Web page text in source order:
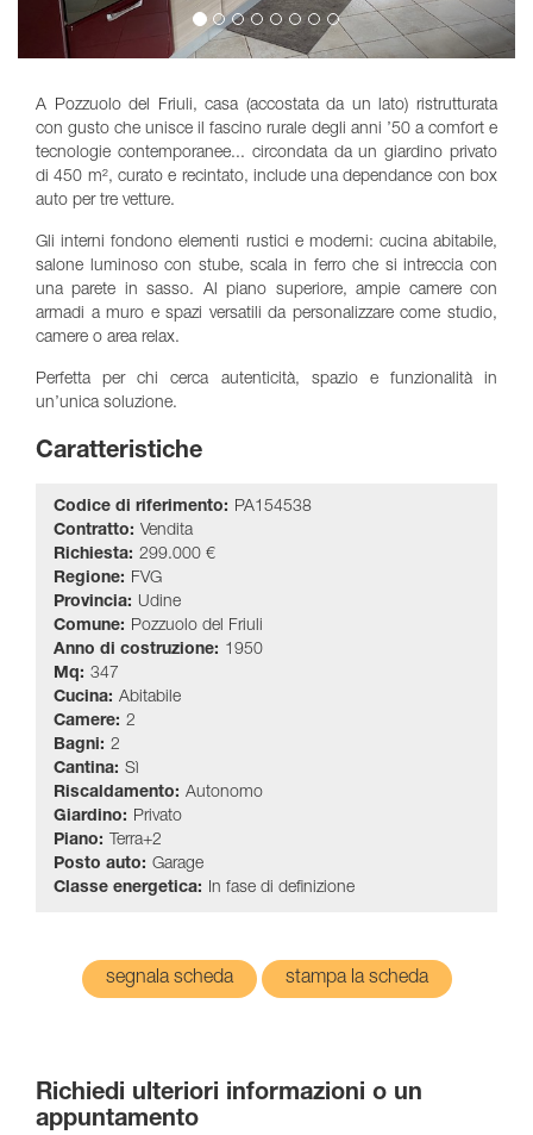
A Pozzuolo del Friuli, casa (accostata da un lato) ristrutturata
con gusto che unisce il fascino rurale degli anni ’50 a comfort e
tecnologie contemporanee... circondata da un giardino privato
di 450 m², curato e recintato, include una dependance con box
auto per tre vetture.
Gli interni fondono elementi rustici e moderni: cucina abitabile,
salone luminoso con stube, scala in ferro che si intreccia con
una parete in sasso. Al piano superiore, ampie camere con
armadi a muro e spazi versatili da personalizzare come studio,
camere o area relax.
Perfetta per chi cerca autenticità, spazio e funzionalità in
un’unica soluzione.
Caratteristiche
Codice di riferimento: PA154538
Contratto: Vendita
Richiesta: 299.000 €
Regione: FVG
Provincia: Udine
Comune: Pozzuolo del Friuli
Anno di costruzione: 1950
Mq: 347
Cucina: Abitabile
Camere: 2
Bagni: 2
Cantina: Sì
Riscaldamento: Autonomo
Giardino: Privato
Piano:
Terra+2
Posto auto: Garage
Classe energetica: In fase di definizione
segnala scheda stampa la scheda
Richiedi ulteriori informazioni o un
appuntamento